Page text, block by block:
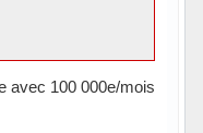
avec 100 000e/mois